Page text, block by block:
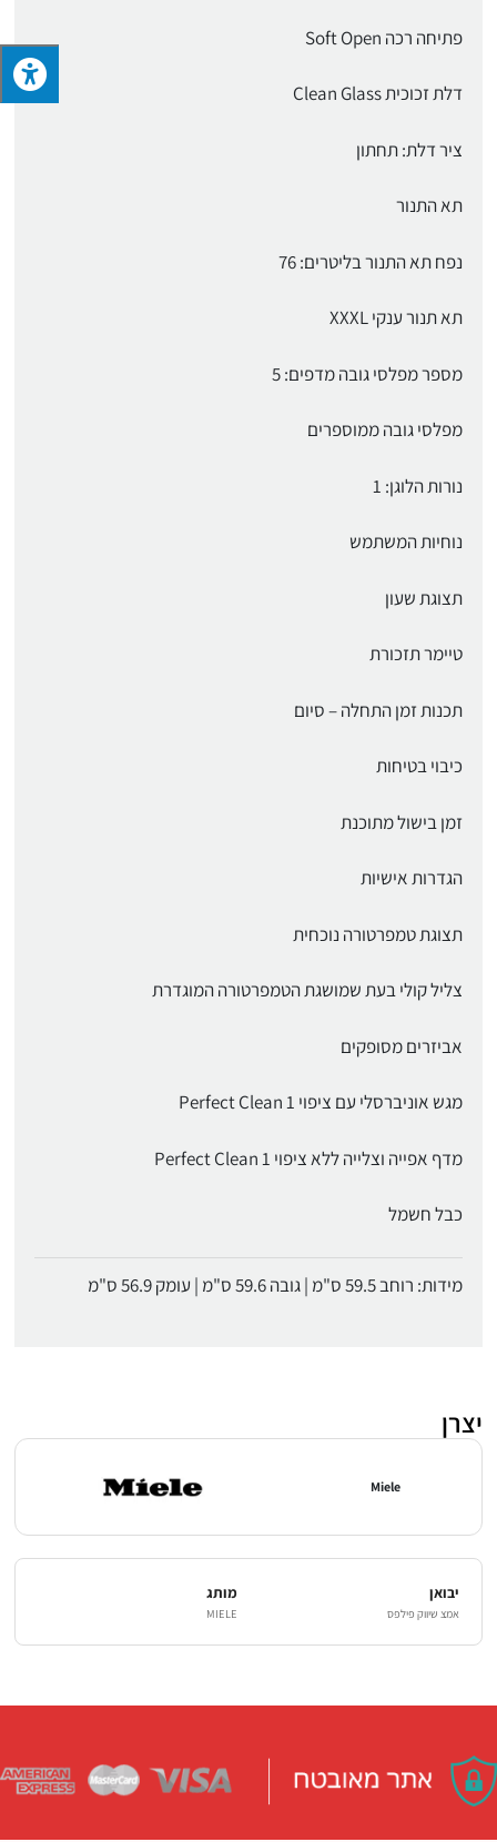
פתיחה רכה Soft Open
דלת זכוכית Clean Glass
ציר דלת: תחתון
תא התנור
נפח תא התנור בליטרים: 76
תא תנור ענקי XXXL
מספר מפלסי גובה מדפים: 5
מפלסי גובה ממוספרים
נורות הלוגן: 1
נוחיות המשתמש
תצוגת שעון
טיימר תזכורת
תכנות זמן התחלה – סיום
כיבוי בטיחות
זמן בישול מתוכנת
הגדרות אישיות
תצוגת טמפרטורה נוכחית
צליל קולי בעת שמושגת הטמפרטורה המוגדרת
אביזרים מסופקים
מגש אוניברסלי עם ציפוי Perfect Clean 1
מדף אפייה וצלייה ללא ציפוי Perfect Clean 1
כבל חשמל
מידות: רוחב 59.5 ס"מ | גובה 59.6 ס"מ | עומק 56.9 ס"מ
יצרן
Miele
יבואן
אמצ שיווק פילפס
מותג
MIELE